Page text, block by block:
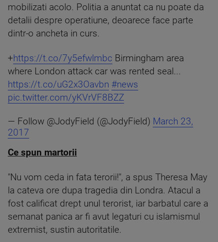
mobilizati acolo. Politia a anuntat ca nu poate da
detalii despre operatiune, deoarece face parte
dintr-o ancheta in curs.
+https://t.co/7y5efwlmbc Birmingham area
where London attack car was rented seal...
https://t.co/uG2x3Oavbn #news
pic.twitter.com/yKVrVF8BZZ
— Follow @JodyField (@JodyField) March 23,
2017
Ce spun martorii
"Nu vom ceda in fata terorii!", a spus Theresa May
la cateva ore dupa tragedia din Londra. Atacul a
fost calificat drept unul terorist, iar barbatul care a
semanat panica ar fi avut legaturi cu islamismul
extremist, sustin autoritatile.